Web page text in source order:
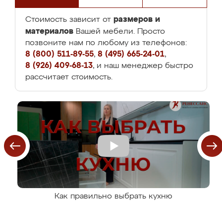
Стоимость зависит от размеров и
материалов Вашей мебели. Просто
позвоните нам по любому из телефонов:
8 (800) 511-89-55, 8 (495) 665-24-01,
8 (926) 409-68-13, и наш менеджер быстро
рассчитает стоимость.
Как правильно выбрать кухню